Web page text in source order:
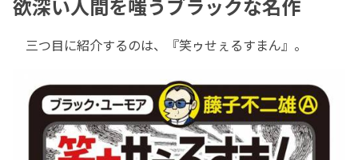
欲深い人間を嗤うブラックな名作
三つ目に紹介するのは、『笑ゥせぇるすまん』。